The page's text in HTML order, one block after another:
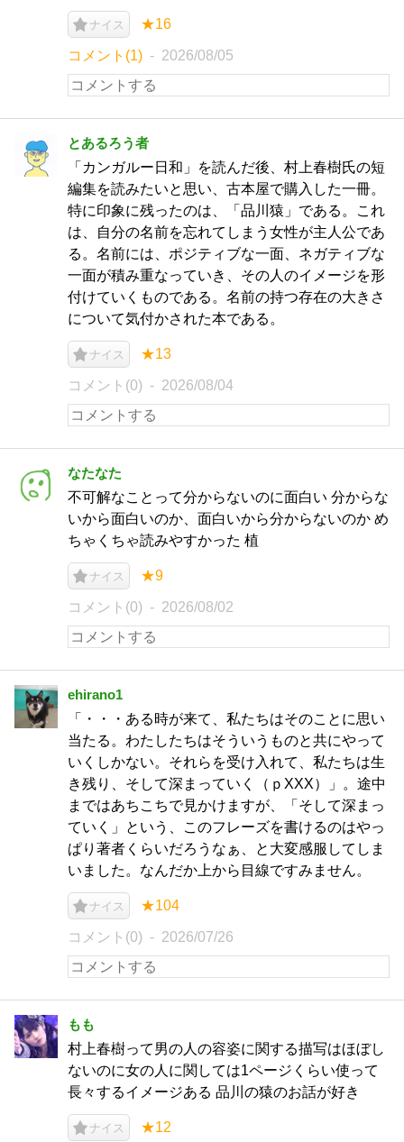
ナイス ★16
コメント(1) 2026/08/05
とあるろう者
「カンガルー日和」を読んだ後、村上春樹氏の短
編集を読みたいと思い、古本屋で購入した一冊。
特に印象に残ったのは、「品川猿」である。これ
は、自分の名前を忘れてしまう女性が主人公であ
る。名前には、ポジティブな一面、ネガティブな
一面が積み重なっていき、その人のイメージを形
付けていくものである。名前の持つ存在の大きさ
について気付かされた本である。
ナイス ★13
コメント(0) 2026/08/04
なたなた
不可解なことって分からないのに面白い 分からな
いから面白いのか、面白いから分からないのか め
ちゃくちゃ読みやすかった 植
ナイス ★9
コメント(0) 2026/08/02
ehirano1
「・・・ある時が来て、私たちはそのことに思い
当たる。わたしたちはそういうものと共にやって
いくしかない。それらを受け入れて、私たちは生
き残り、そして深まっていく（ｐXXX）」。途中
まではあちこちで見かけますが、「そして深まっ
ていく」という、このフレーズを書けるのはやっ
ぱり著者くらいだろうなぁ、と大変感服してしま
いました。なんだか上から目線ですみません。
ナイス ★104
コメント(0) 2026/07/26
もも
村上春樹って男の人の容姿に関する描写はほぼし
ないのに女の人に関しては1ページくらい使って
長々するイメージある 品川の猿のお話が好き
ナイス ★12